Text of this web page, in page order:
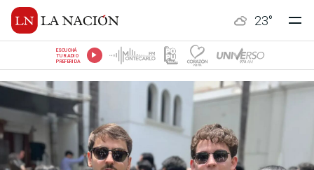
23°
ESCUCHÁ
TU RADIO
PREFERIDA